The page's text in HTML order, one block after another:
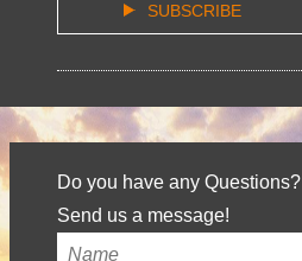
SUBSCRIBE
Do you have any Questions?
Send us a message!
Your